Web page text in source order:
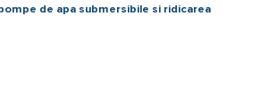
de apa submersibile si ridicarea